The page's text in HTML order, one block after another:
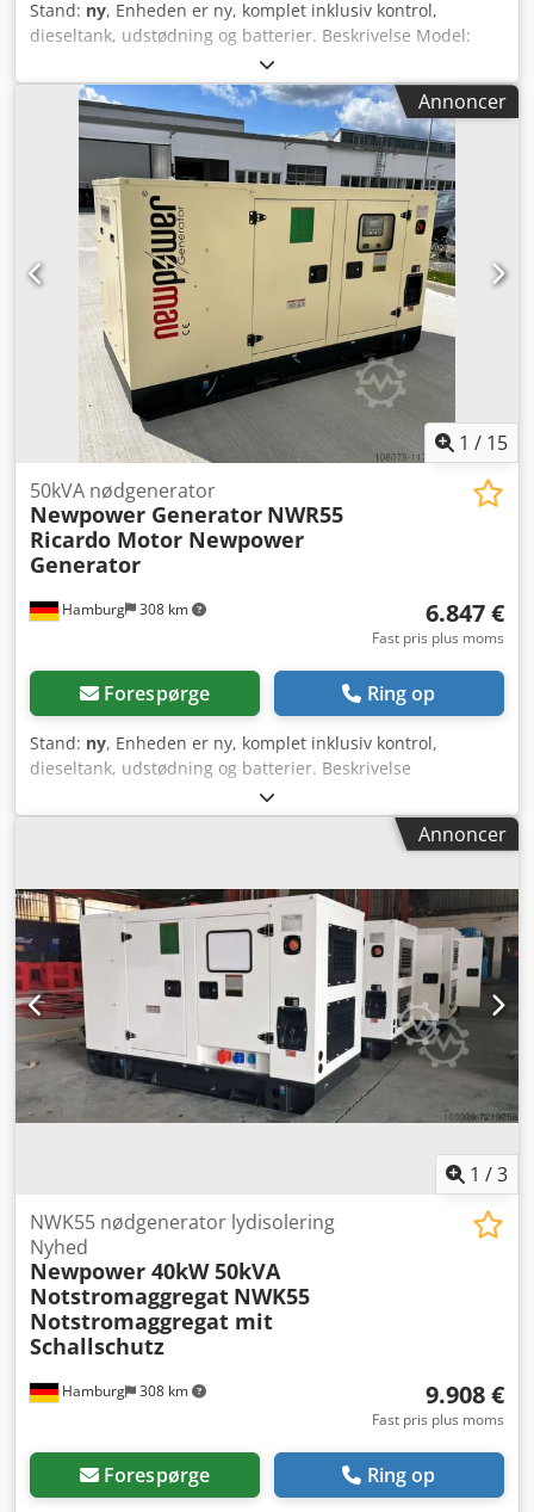
Stand: ny, Enheden er ny, komplet inklusiv kontrol,
dieseltank, udstødning og batterier. Beskrivelse Model:
NWR75 Ricardo Motor Newpower generator generator sæt
Kontinuerlig effekt : 60 kVA / 48 kW Maksimal effekt: 66 kVA
/ 52 kW Motor: Kofo RIcardo N4105ZDS, 4 cylinder
vandkølet Tilslutning: afbryder Frekvens : 50 Hz Spænding:
400/230 V inklusive mekanisk hastighedskontrol, AVR,
batterioplader, lydisolering, kølevandsbeholder,
Styreenhed: Comap AMF8, netforsyning Dwsdjnkaqaopfx
Am Sja Mål: 2430x1030x1260 mm Vægt: ca 1166kg
Dieseltank: 125 L. Netværksovervågning, netværksfeed-in,
lydisoleret Klar til øjeblikkelig brug. ekstra omkostninger
100A automatisk afbryder: 620 € Forsendelse: -
Verdensomspændende transport inklusive aflæsning er
muligt mod et ekstra gebyr - For at kunne angive en
nøjagtig fragtpris, bedes du sende os en forespørgsel med
dine data og din fulde adresse
Annoncer
1 / 15
Hamburg 308 km
50kVA nødgenerator
Newpower Generator NWR55
Ricardo Motor Newpower
Generator
6.847 €
Fast pris plus moms
Forespørge Ring op
Stand: ny, Enheden er ny, komplet inklusiv kontrol,
dieseltank, udstødning og batterier. Beskrivelse
Dsdpfonkaviex Am Sjwa Model: NWR55 Ricardo Motor
Newpower Generator Generator sæt Maksimal effekt: 40kW
/ 50 kVA Motor: Kofo RIcardo N4100ZDS-42, 4 cylinder
400/230 V inklusive mekanisk hastighedskontrol, AVR,
batterioplader, galvaniseret lydisolering,
kølevandsbeholder, Styreenhed: Comap AMF8,
netforsyning Mål: 2280x1030x1260 mm Vægt: ca 1020kg
Dieseltank: 118 L. Ved 100 % belastning: 8,5 L/t Ved 75 %
belastning: 6,5 L/t Ved 50 % belastning : 4,4 L/t
Netværksovervågning, netværksfeed-in, lydisoleret Klar til
øjeblikkelig brug. ekstra omkostninger 63A automatisk
afbryder: 500 € 100A automatisk afbryder: 620 €
Forsendelse: - Verdensomspændende transport inklusive
Annoncer
1 /3
Hamburg 308 km
NWK55 nødgenerator lydisolering
Nyhed
Newpower 40kW 50kVA
Notstromaggregat NWK55
Notstromaggregat mit
Schallschutz
9.908 €
Fast pris plus moms
Forespørge Ring op